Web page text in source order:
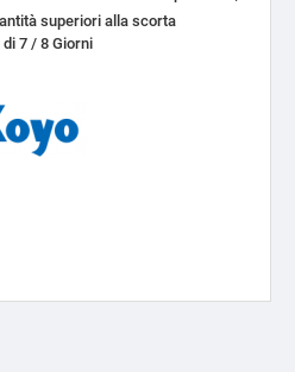
superiori alla scorta
7 / 8 Giorni